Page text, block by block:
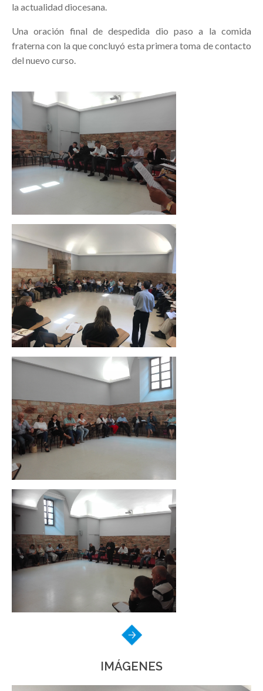
la actualidad diocesana.
Una oración final de despedida dio paso a la comida
fraterna con la que concluyó esta primera toma de contacto
del nuevo curso.
IMÁGENES